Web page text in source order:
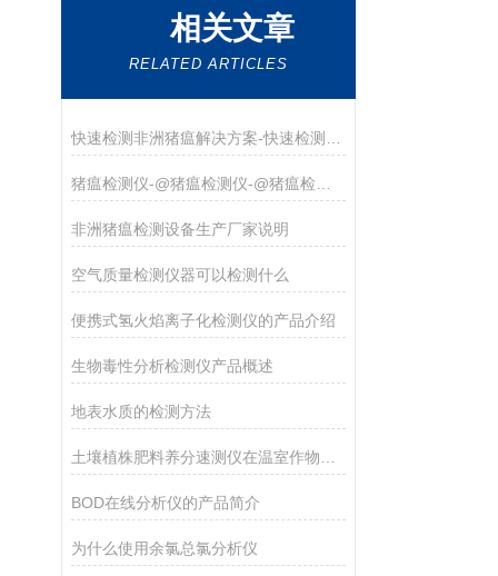
相关文章
RELATED ARTICLES
非洲猪瘟检测设备生产厂家说明
空气质量检测仪器可以检测什么
便携式氢火焰离子化检测仪的产品介绍
生物毒性分析检测仪产品概述
地表水质的检测方法
BOD在线分析仪的产品简介
为什么使用余氯总氯分析仪